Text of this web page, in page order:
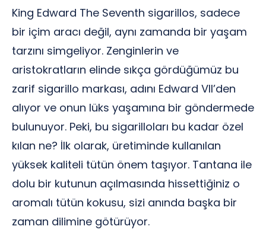
King Edward The Seventh sigarillos, sadece
bir içim aracı değil, aynı zamanda bir yaşam
tarzını simgeliyor. Zenginlerin ve
aristokratların elinde sıkça gördüğümüz bu
zarif sigarillo markası, adını Edward VII’den
alıyor ve onun lüks yaşamına bir göndermede
bulunuyor. Peki, bu sigarilloları bu kadar özel
kılan ne? İlk olarak, üretiminde kullanılan
yüksek kaliteli tütün önem taşıyor. Tantana ile
dolu bir kutunun açılmasında hissettiğiniz o
aromalı tütün kokusu, sizi anında başka bir
zaman dilimine götürüyor.